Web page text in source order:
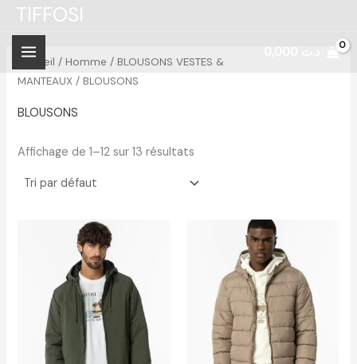
Aller
contenu
TIFFOSI
Accueil / Homme / BLOUSONS VESTES &
MANTEAUX / BLOUSONS
BLOUSONS
Affichage de 1–12 sur 13 résultats